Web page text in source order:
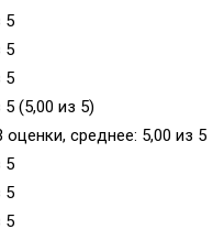
(5,00 из 5)